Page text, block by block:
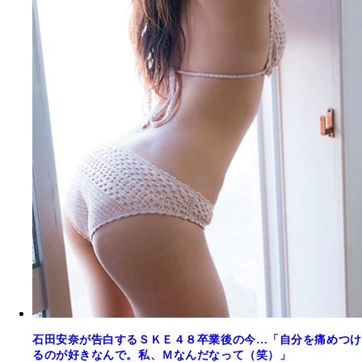
石田安奈が告白するＳＫＥ４８卒業後の今…「自分を痛めつけ
るのが好きなんで。私、Ｍなんだなって（笑）」